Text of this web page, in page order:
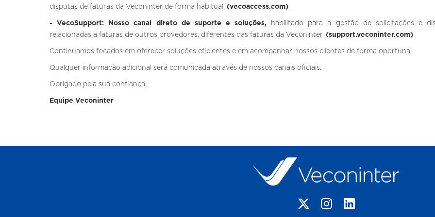
disputas de faturas da Veconinter de forma habitual. (vecoaccess.com)
- VecoSupport: Nosso canal direto de suporte e soluções,
habilitado para a gestão de solicitações e
relacionadas a faturas de outros provedores, diferentes das faturas da Veconinter. (support.veconinter.com)
Continuamos focados em oferecer soluções eficientes e em acompanhar nossos clientes de forma oportuna.
Qualquer informação adicional será comunicada através de nossos canais oficiais.
Obrigado pela sua confiança,
Equipe Veconinter